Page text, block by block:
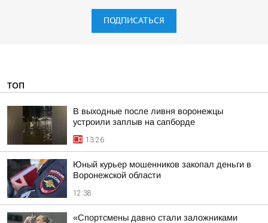
ПОДПИСАТЬСЯ
ТОП
В выходные после ливня воронежцы
устроили заплыв на сапборде
13:26
Юный курьер мошенников закопал деньги в
Воронежской области
12:38
«Спортсмены давно стали заложниками